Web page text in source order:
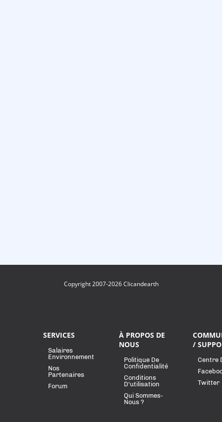
Copyright 2007-2026 Clicandearth
SERVICES
Salaires
Environnement
Nos
Partenaires
Forum
À PROPOS DE
NOUS
Politique De
Confidentialité
Conditions
D'utilisation
Qui Sommes-
Nous ?
/
Centre
Twitter